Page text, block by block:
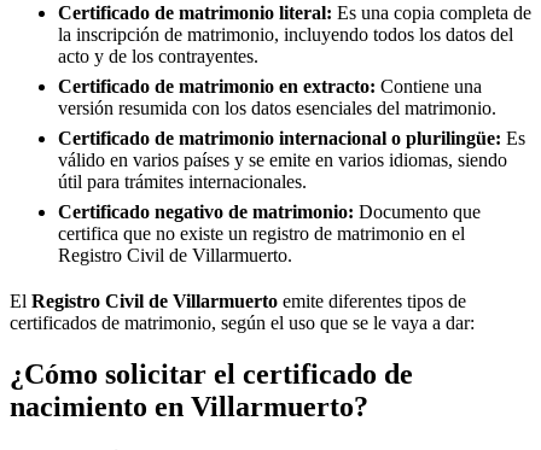
Certificado de matrimonio literal: Es una copia completa de
la inscripción de matrimonio, incluyendo todos los datos del
acto y de los contrayentes.
Certificado de matrimonio en extracto: Contiene una
versión resumida con los datos esenciales del matrimonio.
Certificado de matrimonio internacional o plurilingüe: Es
válido en varios países y se emite en varios idiomas, siendo
útil para trámites internacionales.
Certificado negativo de matrimonio: Documento que
certifica que no existe un registro de matrimonio en el
Registro Civil de Villarmuerto.
El Registro Civil de Villarmuerto emite diferentes tipos de
certificados de matrimonio, según el uso que se le vaya a dar:
¿Cómo solicitar el certificado de
nacimiento en Villarmuerto?